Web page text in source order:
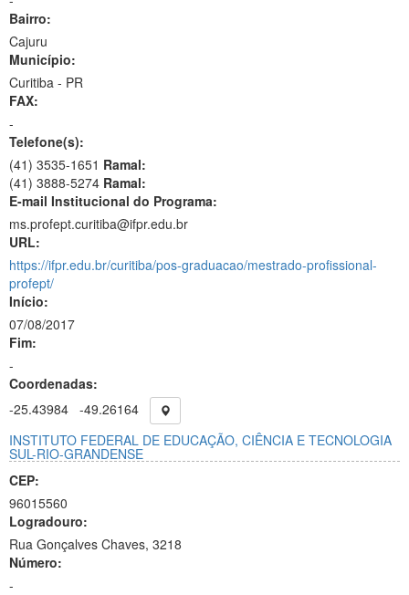
Bairro:
Cajuru
Município:
Curitiba - PR
FAX:
-
Telefone(s):
(41) 3535-1651 Ramal:
(41) 3888-5274 Ramal:
E-mail Institucional do Programa:
ms.profept.curitiba@ifpr.edu.br
URL:
https://ifpr.edu.br/curitiba/pos-graduacao/mestrado-profissional-
profept/
Início:
07/08/2017
Fim:
-
Coordenadas:
-25.43984 -49.26164
INSTITUTO FEDERAL DE EDUCAÇÃO, CIÊNCIA E TECNOLOGIA
SUL-RIO-GRANDENSE
CEP:
96015560
Logradouro:
Rua Gonçalves Chaves, 3218
Número:
-